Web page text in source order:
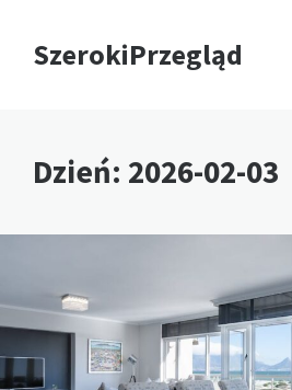
SzerokiPrzegląd
Dzień: 2026-02-03